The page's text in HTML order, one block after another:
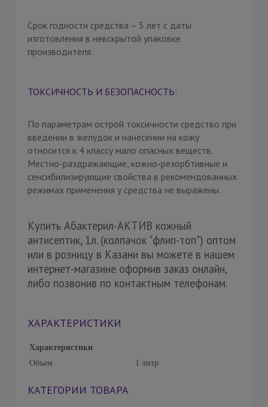
Срок годности средства – 5 лет с даты
изготовления в невскрытой упаковке
производителя.
ТОКСИЧНОСТЬ И БЕЗОПАСНОСТЬ:
По параметрам острой токсичности средство при
введении в желудок и нанесении на кожу
относится к 4 классу мало опасных веществ.
Местно-раздражающие, кожно-резорбтивные и
сенсибилизирующие свойства в рекомендованных
режимах применения у средства не выражены.
Купить Абактерил-АКТИВ кожный
антисептик, 1л. (колпачок "флип-топ") оптом
или в розницу в Казани вы можете в нашем
интернет-магазине оформив заказ онлайн,
либо позвонив по контактным телефонам.
ХАРАКТЕРИСТИКИ
Характеристики
Объем
1 литр
КАТЕГОРИИ ТОВАРА